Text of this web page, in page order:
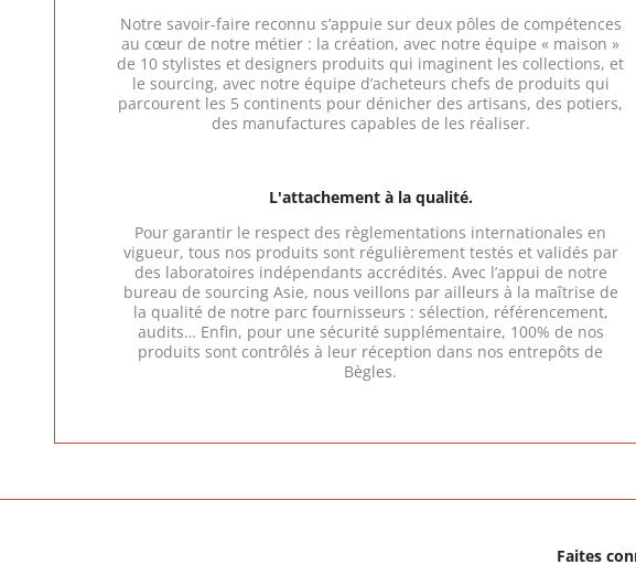
Notre savoir-faire reconnu s’appuie sur deux pôles de compétences
au cœur de notre métier : la création, avec notre équipe « maison »
de 10 stylistes et designers produits qui imaginent les collections, et
le sourcing, avec notre équipe d’acheteurs chefs de produits qui
parcourent les 5 continents pour dénicher des artisans, des potiers,
des manufactures capables de les réaliser.
L'attachement à la qualité.
Pour garantir le respect des règlementations internationales en
vigueur, tous nos produits sont régulièrement testés et validés par
des laboratoires indépendants accrédités. Avec l’appui de notre
bureau de sourcing Asie, nous veillons par ailleurs à la maîtrise de
la qualité de notre parc fournisseurs : sélection, référencement,
audits… Enfin, pour une sécurité supplémentaire, 100% de nos
produits sont contrôlés à leur réception dans nos entrepôts de
Bègles.
Faites